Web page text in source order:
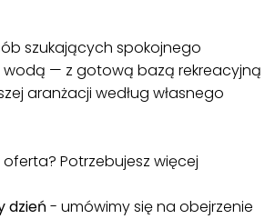
szukających spokojnego
— z gotową bazą rekreacyjną
aranżacji według własnego
Potrzebujesz więcej
dzień- umówimy się na obejrzenie